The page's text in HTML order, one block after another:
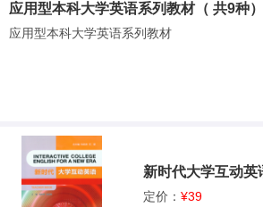
应用型本科大学英语系列教材（ 共9种）
应用型本科大学英语系列教材
新时代大学互动英
定价： ¥39